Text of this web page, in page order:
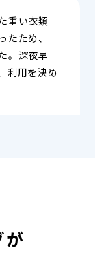
重い衣類
ため、
。深夜早
利用を決め
が